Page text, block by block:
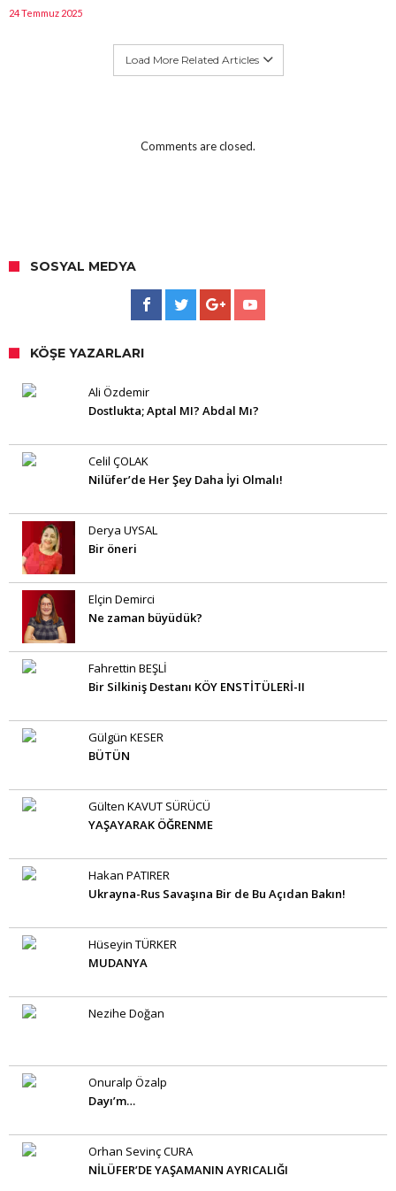
24 Temmuz 2025
Load More Related Articles
Comments are closed.
SOSYAL MEDYA
KÖŞE YAZARLARI
Ali Özdemir
Dostlukta; Aptal MI? Abdal Mı?
Celil ÇOLAK
Nilüfer’de Her Şey Daha İyi Olmalı!
Derya UYSAL
Bir öneri
Elçin Demirci
Ne zaman büyüdük?
Fahrettin BEŞLİ
Bir Silkiniş Destanı KÖY ENSTİTÜLERİ-II
Gülgün KESER
BÜTÜN
Gülten KAVUT SÜRÜCÜ
YAŞAYARAK ÖĞRENME
Hakan PATIRER
Ukrayna-Rus Savaşına Bir de Bu Açıdan Bakın!
Hüseyin TÜRKER
MUDANYA
Nezihe Doğan
Onuralp Özalp
Dayı’m…
Orhan Sevinç CURA
NİLÜFER’DE YAŞAMANIN AYRICALIĞI